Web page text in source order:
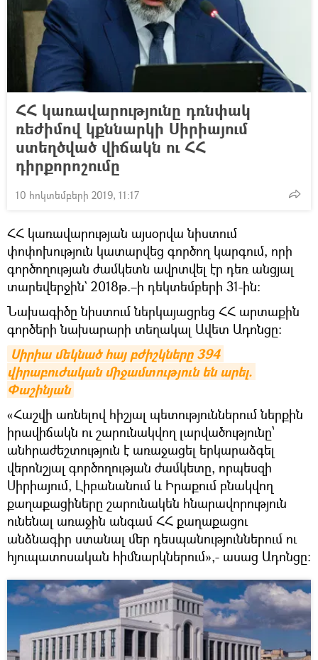
ՀՀ կառավարությունը դռնփակ
ռեժիմով կքննարկի Սիրիայում
ստեղծված վիճակն ու ՀՀ
դիրքորոշումը
10 հոկտեմբերի 2019, 11:17
ՀՀ կառավարության այսօրվա նիստում
փոփոխություն կատարվեց գործող կարգում, որի
գործողության ժամկետն ավրտվել էր դեռ անցյալ
տարեվերջին` 2018թ.–ի դեկտեմբերի 31-ին։
Նախագիծը նիստում ներկայացրեց ՀՀ արտաքին
գործերի նախարարի տեղակալ Ավետ Ադոնցը:
Սիրիա մեկնած հայ բժիշկները 394
վիրաբուժական միջամտություն են արել.
Փաշինյան
«Հաշվի առնելով հիշյալ պետություններում ներքին
իրավիճակն ու շարունակվող լարվածությունը՝
անհրաժեշտություն է առաջացել երկարաձգել
վերոնշյալ գործողության ժամկետը, որպեսզի
Սիրիայում, Լիբանանում և Իրաքում բնակվող
քաղաքացիները շարունակեն հնարավորություն
ունենալ առաջին անգամ ՀՀ քաղաքացու
անձնագիր ստանալ մեր դեսպանություններում ու
հյուպատոսական հիմնարկներում»,- ասաց Ադոնցը: